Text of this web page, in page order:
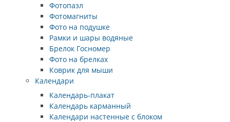
Фотопазл
Фотомагниты
Фото на подушке
Рамки и шары водяные
Брелок Госномер
Фото на брелках
Коврик для мыши
Календари
Календарь-плакат
Календарь карманный
Календари настенные с блоком